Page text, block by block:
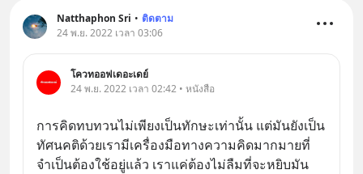
Natthaphon Sri • ติดตาม
24 พ.ย. 2022 เวลา 03:06
โควทออฟเดอะเดย์
24 พ.ย. 2022 เวลา 02:42 • หนังสือ
การคิดทบทวนไม่เพียงเป็นทักษะเท่านั้น แต่มันยังเป็น
ทัศนคติด้วยเรามีเครื่องมือทางความคิดมากมายที่
จำเป็นต้องใช้อยู่แล้ว เราแค่ต้องไม่ลืมที่จะหยิบมัน